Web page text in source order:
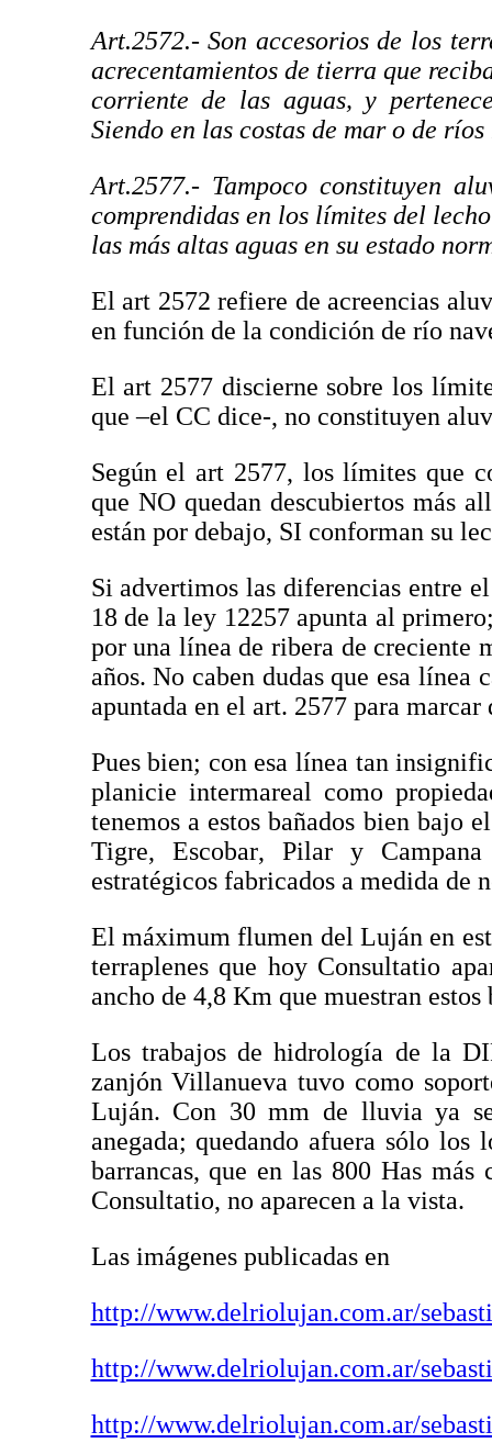
Art.2572.- Son accesorios de los
acrecentamientos de tierra que
corriente de las aguas, y
Siendo en las costas de mar o de
Art.2577.- Tampoco constituyen
comprendidas en los límites del
las más altas aguas en su estado
El art 2572 refiere de acreencias
en función de la condición de río
El art 2577 discierne sobre los
que –el CC dice-, no constituyen
Según el art 2577, los límites que
que NO quedan descubiertos más
están por debajo, SI conforman su
Si advertimos las diferencias entre
18 de la ley 12257 apunta al
por una línea de ribera de creciente
años. No caben dudas que esa línea
apuntada en el art. 2577 para
Pues bien; con esa línea tan
planicie intermareal como
tenemos a estos bañados bien bajo
Tigre, Escobar, Pilar y
estratégicos fabricados a medida de
El máximum flumen del Luján en
terraplenes que hoy Consultatio
ancho de 4,8 Km que muestran
Los trabajos de hidrología de la
zanjón Villanueva tuvo como
Luján. Con 30 mm de lluvia ya
anegada; quedando afuera sólo los
barrancas, que en las 800 Has
Consultatio, no aparecen a la vista.
Las imágenes publicadas en
http://www.delriolujan.com.ar/
http://www.delriolujan.com.ar/
http://www.delriolujan.com.ar/